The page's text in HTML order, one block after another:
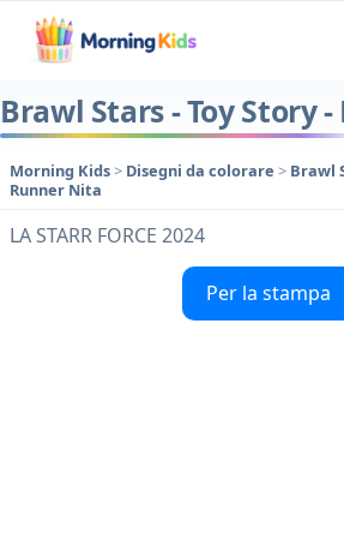
Brawl Stars - Toy Story
Morning Kids> Disegni da colorare > Brawl
Runner Nita
LA STARR FORCE 2024
Per la stampa